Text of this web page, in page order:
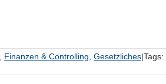
Finanzen & Controlling Gesetzliches|Tags: